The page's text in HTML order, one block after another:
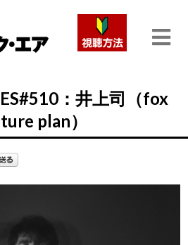
：井上司（fox
plan）